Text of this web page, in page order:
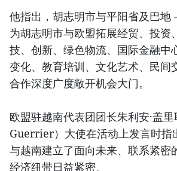
他指出，胡志明市与平阳省及巴地
为胡志明市与欧盟拓展经贸、投资
技、创新、绿色物流、国际金融中
变化、教育培训、文化艺术、民间
合作深度广度敞开机会大门。
欧盟驻越南代表团团长朱利安·盖
Guerrier）大使在活动上发言时指
与越南建立了面向未来、联系紧密
经济纽带日益紧密。